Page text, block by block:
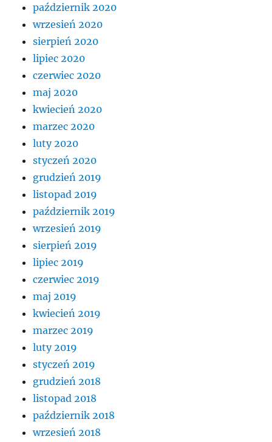
październik 2020
wrzesień 2020
sierpień 2020
lipiec 2020
czerwiec 2020
maj 2020
kwiecień 2020
marzec 2020
luty 2020
styczeń 2020
grudzień 2019
listopad 2019
październik 2019
wrzesień 2019
sierpień 2019
lipiec 2019
czerwiec 2019
maj 2019
kwiecień 2019
marzec 2019
luty 2019
styczeń 2019
grudzień 2018
listopad 2018
październik 2018
wrzesień 2018